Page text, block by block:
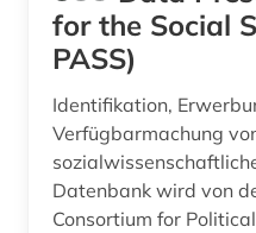
for the Social
PASS)
Identifikation,
Verfügbarmachung
Datenbank wird von
Consortium for